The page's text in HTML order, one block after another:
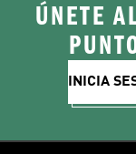
ÚNETE
INICIA